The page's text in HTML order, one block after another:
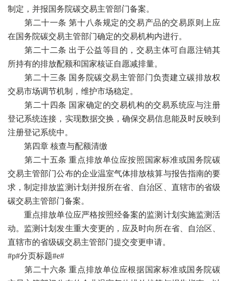
制定，并报国务院碳交易主管部门备案。
第二十一条 第十八条规定的交易产品的交易原则上应
在国务院碳交易主管部门确定的交易机构内进行。
第二十二条 出于公益等目的，交易主体可自愿注销其
所持有的排放配额和国家核证自愿减排量。
第二十三条 国务院碳交易主管部门负责建立碳排放权
交易市场调节机制，维护市场稳定。
第二十四条 国家确定的交易机构的交易系统应与注册
登记系统连接，实现数据交换，确保交易信息能及时反映到
注册登记系统中。
第四章 核查与配额清缴
第二十五条 重点排放单位应按照国家标准或国务院碳
交易主管部门公布的企业温室气体排放核算与报告指南的要
求，制定排放监测计划并报所在省、自治区、直辖市的省级
碳交易主管部门备案。
重点排放单位应严格按照经备案的监测计划实施监测活
动。监测计划发生重大变更的，应及时向所在省、自治区、
直辖市的省级碳交易主管部门提交变更申请。
#p#分页标题#e#
第二十六条 重点排放单位应根据国家标准或国务院碳